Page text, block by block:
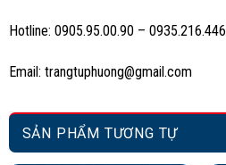
Hotline: 0905.95.00.90 – 0935.216.446
Email: trangtuphuong@gmail.com
SẢN PHẨM TƯƠNG TỰ